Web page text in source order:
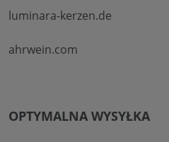
luminara-kerzen.de
ahrwein.com
OPTYMALNA WYSYŁKA